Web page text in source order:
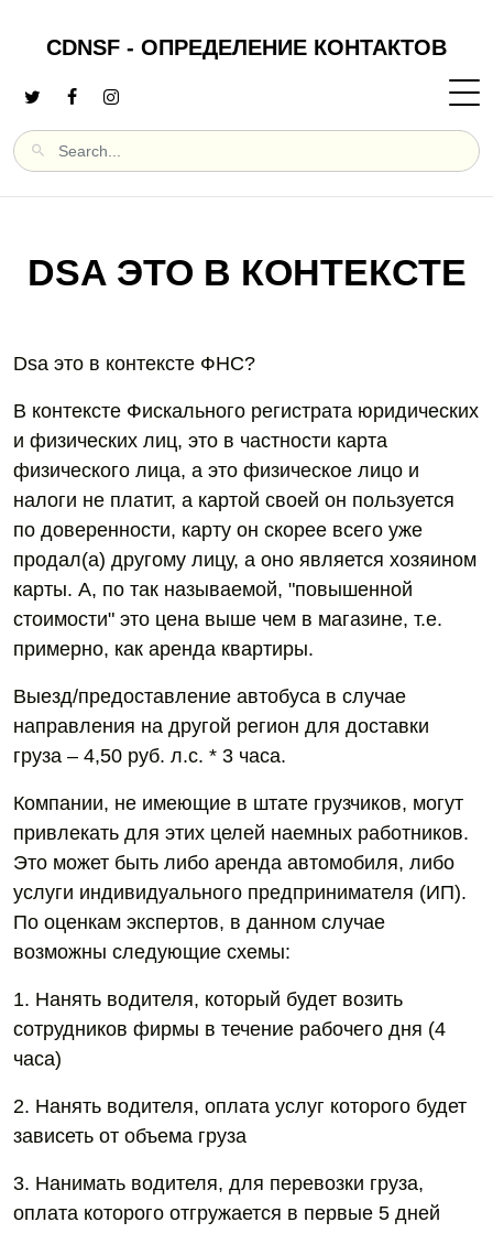
CDNSF - ОПРЕДЕЛЕНИЕ КОНТАКТОВ
DSA ЭТО В КОНТЕКСТЕ
Dsa это в контексте ФНС?
В контексте Фискального регистрата юридических
и физических лиц, это в частности карта
физического лица, а это физическое лицо и
налоги не платит, а картой своей он пользуется
по доверенности, карту он скорее всего уже
продал(а) другому лицу, а оно является хозяином
карты. А, по так называемой, "повышенной
стоимости" это цена выше чем в магазине, т.е.
примерно, как аренда квартиры.
Выезд/предоставление автобуса в случае
направления на другой регион для доставки
груза – 4,50 руб. л.с. * 3 часа.
Компании, не имеющие в штате грузчиков, могут
привлекать для этих целей наемных работников.
Это может быть либо аренда автомобиля, либо
услуги индивидуального предпринимателя (ИП).
По оценкам экспертов, в данном случае
возможны следующие схемы:
1. Нанять водителя, который будет возить
сотрудников фирмы в течение рабочего дня (4
часа)
2. Нанять водителя, оплата услуг которого будет
зависеть от объема груза
3. Нанимать водителя, для перевозки груза,
оплата которого отгружается в первые 5 дней